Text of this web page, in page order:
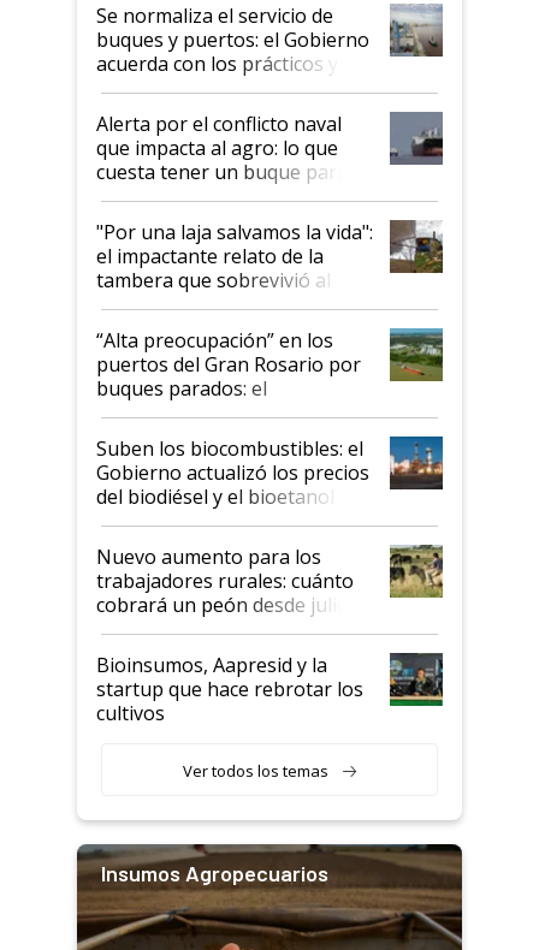
Se normaliza el servicio de
buques y puertos: el Gobierno
acuerda con los prácticos y
suspende el decreto de
desregulación
Alerta por el conflicto naval
que impacta al agro: lo que
cuesta tener un buque parado
y el peligro de que Argentina
pase a ser "país sucio"
"Por una laja salvamos la vida":
el impactante relato de la
tambera que sobrevivió al
tornado
“Alta preocupación” en los
puertos del Gran Rosario por
buques parados: el
funcionamiento de las
exportadoras en tensión tras
la medida de fuerza de los
prácticos
Suben los biocombustibles: el
Gobierno actualizó los precios
del biodiésel y el bioetanol
Nuevo aumento para los
trabajadores rurales: cuánto
cobrará un peón desde julio
Bioinsumos, Aapresid y la
startup que hace rebrotar los
cultivos
Ver todos los temas
Insumos Agropecuarios